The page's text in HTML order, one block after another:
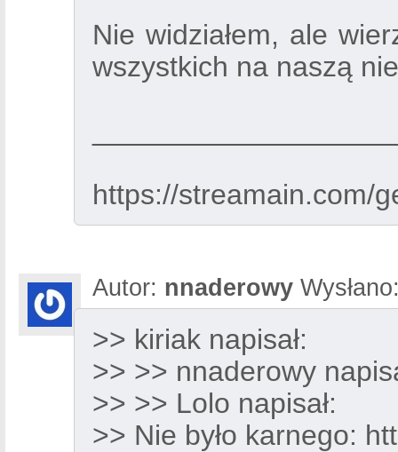
Nie widziałem, ale
wszystkich na naszą
https://streamain.com/
Autor: nnaderowy
>> kiriak napisał:
>> >> nnaderowy
>> >> Lolo napisał:
>> Nie było karnego: